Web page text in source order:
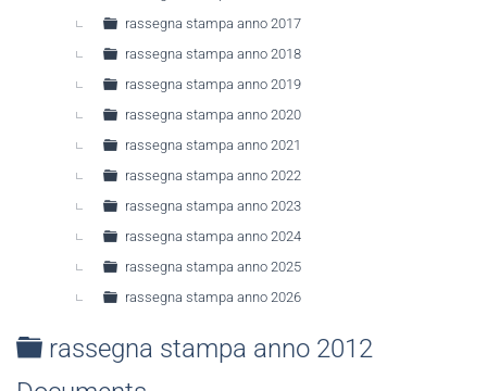
rassegna stampa anno 2017
rassegna stampa anno 2018
rassegna stampa anno 2019
rassegna stampa anno 2020
rassegna stampa anno 2021
rassegna stampa anno 2022
rassegna stampa anno 2023
rassegna stampa anno 2024
rassegna stampa anno 2025
rassegna stampa anno 2026
Folder
rassegna stampa anno 2012